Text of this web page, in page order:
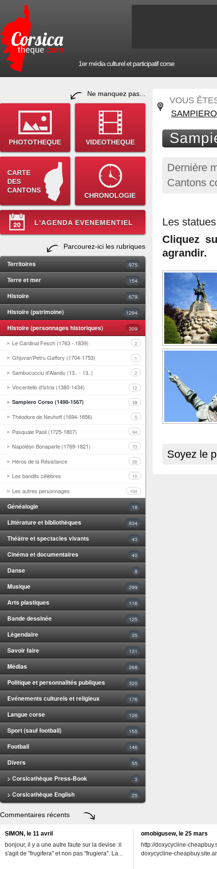
1er média culturel et participatif corse
Ne manquez pas...
PHOTOTHEQUE VIDEOTHEQUE
CARTE
DES
CANTONS
CHRONOLOGIE
L'AGENDA EVENEMENTIEL
Parcourez-ici les rubriques
Territoires 975
Terre et mer 154
Histoire 679
Histoire (patrimoine) 1294
Histoire (personnages historiques) 309
Le Cardinal Fesch (1763 - 1839) 2
Ghjuvan'Petru Gaffory (1704-1753) 1
Sambucucciu d'Alandu (13.. - 13..) 2
Vincentello d'Istria (1380-1434) 12
Sampiero Corso (1498-1567) 10
Théodore de Neuhoff (1694-1856) 5
Pasquale Paoli (1725-1807) 64
Napoléon Bonaparte (1769-1821) 73
Héros de la Résistance 26
Les bandits célèbres 10
Les autres personnages 104
Généalogie 18
Littérature et bibliothèques 834
Théâtre et spectacles vivants 43
Cinéma et documentaires 40
Danse 8
Musique 299
Arts plastiques 116
Bande dessinée 125
Légendaire 35
Savoir faire 131
Médias 268
Politique et personnalités publiques 320
Evénements culturels et religieux 176
Langue corse 126
Sport (sauf football) 155
Football 146
Divers 55
> Corsicathèque Press-Book 3
> Corsicathèque English 25
VOUS
Dernière
Cantons
Les
Cliquez
agrandir.
Soyez le
Commentaires récents
SIMON, le 11 avril
bonjour, il y a une autre faute sur la devise :il
s'agit de "frugifera" et non pas "frugiera". La...
omobigusew, le 25 mars
http://doxycycline-
doxycycline-